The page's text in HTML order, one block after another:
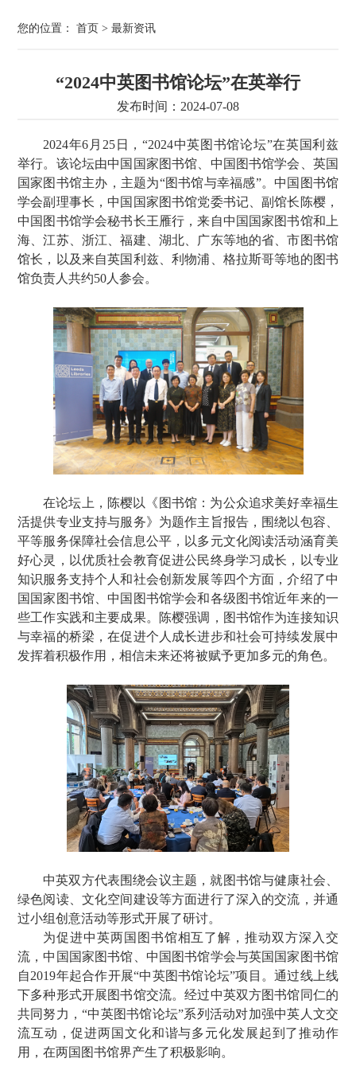
您的位置： 首页 > 最新资讯
“2024中英图书馆论坛”在英举行
发布时间：2024-07-08
2024年6月25日，“2024中英图书馆论坛”在英国利兹
举行。该论坛由中国国家图书馆、中国图书馆学会、英国
国家图书馆主办，主题为“图书馆与幸福感”。中国图书馆
学会副理事长，中国国家图书馆党委书记、副馆长陈樱，
中国图书馆学会秘书长王雁行，来自中国国家图书馆和上
海、江苏、浙江、福建、湖北、广东等地的省、市图书馆
馆长，以及来自英国利兹、利物浦、格拉斯哥等地的图书
馆负责人共约50人参会。
在论坛上，陈樱以《图书馆：为公众追求美好幸福生
活提供专业支持与服务》为题作主旨报告，围绕以包容、
平等服务保障社会信息公平，以多元文化阅读活动涵育美
好心灵，以优质社会教育促进公民终身学习成长，以专业
知识服务支持个人和社会创新发展等四个方面，介绍了中
国国家图书馆、中国图书馆学会和各级图书馆近年来的一
些工作实践和主要成果。陈樱强调，图书馆作为连接知识
与幸福的桥梁，在促进个人成长进步和社会可持续发展中
发挥着积极作用，相信未来还将被赋予更加多元的角色。
中英双方代表围绕会议主题，就图书馆与健康社会、
绿色阅读、文化空间建设等方面进行了深入的交流，并通
过小组创意活动等形式开展了研讨。
为促进中英两国图书馆相互了解，推动双方深入交
流，中国国家图书馆、中国图书馆学会与英国国家图书馆
自2019年起合作开展“中英图书馆论坛”项目。通过线上线
下多种形式开展图书馆交流。经过中英双方图书馆同仁的
共同努力，“中英图书馆论坛”系列活动对加强中英人文交
流互动，促进两国文化和谐与多元化发展起到了推动作
用，在两国图书馆界产生了积极影响。